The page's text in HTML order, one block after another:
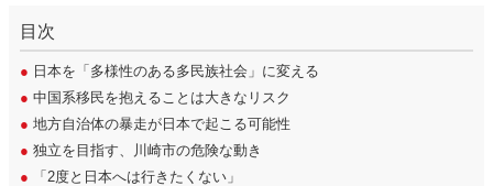
目次
● 日本を「多様性のある多民族社会」に変える
● 中国系移民を抱えることは大きなリスク
● 地方自治体の暴走が日本で起こる可能性
● 独立を目指す、川崎市の危険な動き
● 「2度と日本へは行きたくない」